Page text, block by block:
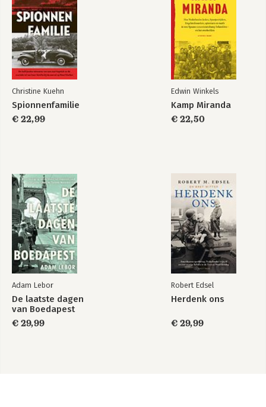
Christine Kuehn
Spionnenfamilie
€ 22,99
Edwin Winkels
Kamp Miranda
€ 22,50
Adam Lebor
De laatste dagen
van Boedapest
€ 29,99
Robert Edsel
Herdenk ons
€ 29,99